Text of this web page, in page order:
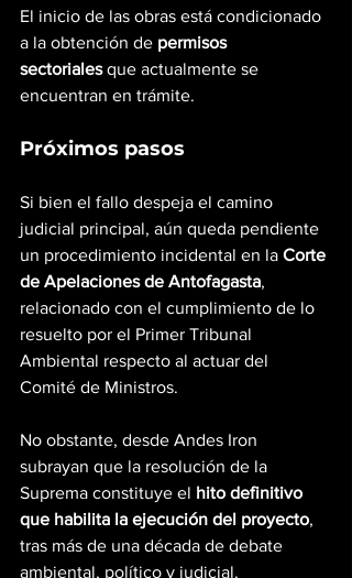
El inicio de las obras está condicionado
a la obtención de permisos
sectoriales que actualmente se
encuentran en trámite.
Próximos pasos
Si bien el fallo despeja el camino
judicial principal, aún queda pendiente
un procedimiento incidental en la Corte
de Apelaciones de Antofagasta,
relacionado con el cumplimiento de lo
resuelto por el Primer Tribunal
Ambiental respecto al actuar del
Comité de Ministros.
No obstante, desde Andes Iron
subrayan que la resolución de la
Suprema constituye el hito definitivo
que habilita la ejecución del proyecto,
tras más de una década de debate
ambiental, político y judicial.